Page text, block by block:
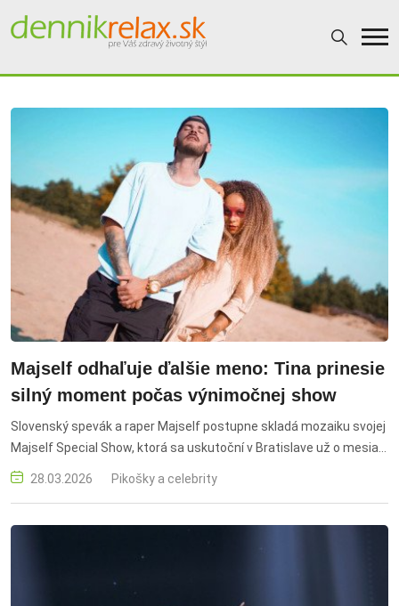
Dennikrelax
Majself odhaľuje ďalšie meno: Tina prinesie
silný moment počas výnimočnej show
Slovenský spevák a raper Majself postupne skladá mozaiku svojej
Majself Special Show, ktorá sa uskutoční v Bratislave už o mesiac!
Najnovšie potvrdzuje účasť obľúbenej speváčky Tiny. Spolu s ňou
však obrovskú dávku talentu predvedie aj silná zostava hostí ako
Bendig, ktorí ponúknu výnimočný hudobný zážitok.
28.03.2026 Pikošky a celebrity